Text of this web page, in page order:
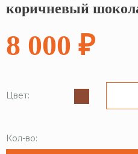
коричневый
8 000 ₽
Цвет:
Кол-во: